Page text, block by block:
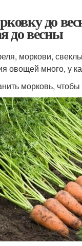
до
до весны
моркови,
овощей много, у
морковь,